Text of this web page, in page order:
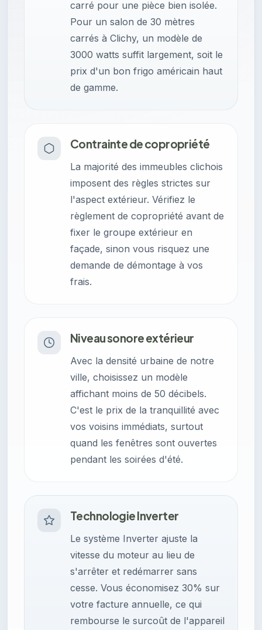
carré pour une pièce bien isolée.
Pour un salon de 30 mètres
carrés à Clichy, un modèle de
3000 watts suffit largement, soit le
prix d'un bon frigo américain haut
de gamme.
Contrainte de copropriété
La majorité des immeubles clichois
imposent des règles strictes sur
l'aspect extérieur. Vérifiez le
règlement de copropriété avant de
fixer le groupe extérieur en
façade, sinon vous risquez une
demande de démontage à vos
frais.
Niveau sonore extérieur
Avec la densité urbaine de notre
ville, choisissez un modèle
affichant moins de 50 décibels.
C'est le prix de la tranquillité avec
vos voisins immédiats, surtout
quand les fenêtres sont ouvertes
pendant les soirées d'été.
Technologie Inverter
Le système Inverter ajuste la
vitesse du moteur au lieu de
s'arrêter et redémarrer sans
cesse. Vous économisez 30% sur
votre facture annuelle, ce qui
rembourse le surcoût de l'appareil